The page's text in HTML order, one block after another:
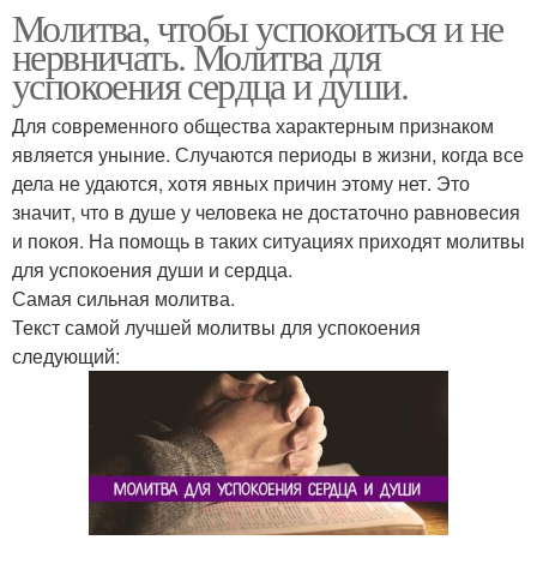
Молитва, чтобы успокоиться и не
нервничать. Молитва для
успокоения сердца и души.
Для современного общества характерным признаком
является уныние. Случаются периоды в жизни, когда все
дела не удаются, хотя явных причин этому нет. Это
значит, что в душе у человека не достаточно равновесия
и покоя. На помощь в таких ситуациях приходят молитвы
для успокоения души и сердца.
Самая сильная молитва.
Текст самой лучшей молитвы для успокоения
следующий: